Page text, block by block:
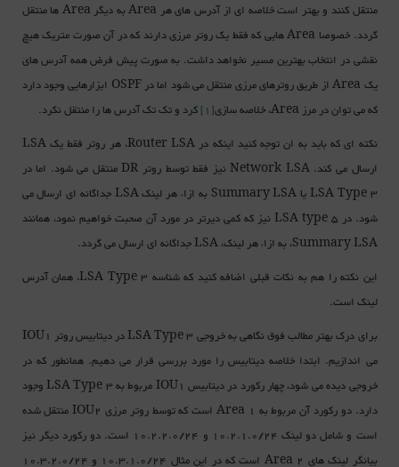
منتقل کنند و بهتر است خلاصه ای از آدرس های هر Area به دیگر Area ها منتقل
گردد. خصوصا Area هایی که فقط یک روتر مرزی دارند که در آن صورت متریک هیچ
نقشی در انتخاب بهترین مسیر نخواهد داشت. به صورت پیش فرض همه آدرس های
یک Area از طریق روترهای مرزی منتقل می شود اما در OSPF ابزارهایی وجود دارد
که می توان در مرز Area، خلاصه سازی
[1]
کرد و تک تک آدرس ها را منتقل نکرد.
نکته ای که باید به ان توجه کنید اینکه در Router LSA، هر روتر فقط یک LSA
ارسال می کند. Network LSA نیز فقط توسط روتر DR منتقل می شود. اما در
LSA Type 3 یا Summary LSA به ازاء هر لینک LSA جداگانه ای ارسال می
شود. در LSA type 5 نیز که کمی دیرتر در مورد آن صحبت خواهیم نمود، همانند
Summary LSA، به ازاء هر لینک، LSA جداگانه ای ارسال می گردد.
این نکته را هم به نکات قبلی اضافه کنید که شناسه LSA Type 3، همان آدرس
لینک است.
برای درک بهتر مطالب فوق نگاهی به خروجی LSA Type 3 در دیتابیس روتر IOU1
می اندازیم. ابتدا خلاصه دیتابیس را مورد بررسی قرار می دهیم. همانطور که در
خروجی دیده می شود، چهار رکورد در دیتابیس IOU1 مربوط به LSA Type 3 وجود
دارد. دو رکورد آن مربوط به Area 1 است که توسط روتر مرزی IOU2 منتقل شده
است و شامل دو لینک 10.2.1.0/24 و 10.2.2.0/24 است. دو رکورد دیگر نیز
بیانگر لینک های Area 2 است که در این مثال 10.3.1.0/24 و 10.3.2.0/24